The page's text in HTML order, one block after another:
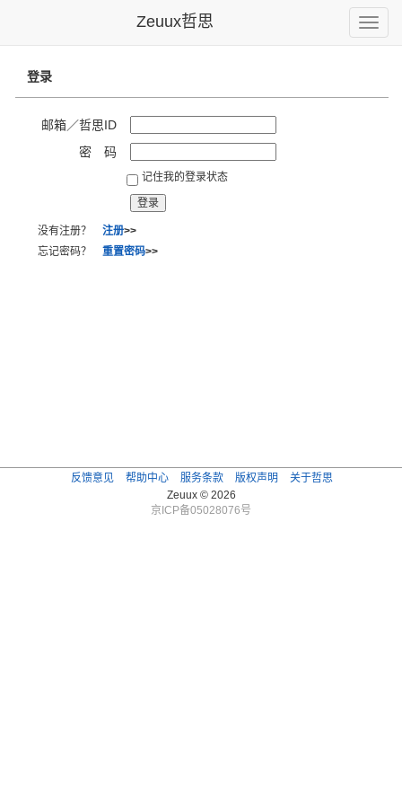
Toggle
Zeuux哲思
登录
邮箱／哲思ID
密 码
记住我的登录状态
没有注册？ 注册>>
忘记密码？ 重置密码>>
反馈意见 帮助中心 服务条款 版权声明
关于哲思
Zeuux © 2026
京ICP备05028076号